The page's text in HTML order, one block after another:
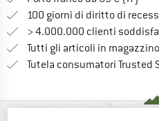
100 giorni di diritto di
> 4.000.000 clienti
Tutti gli articoli in magazzino
Tutela consumatori Trusted